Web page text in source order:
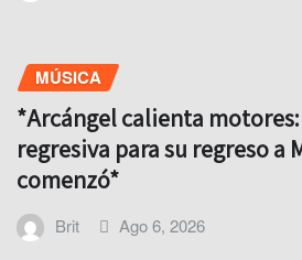
MÚSICA
*Arcángel calienta
regresiva para su regreso a
comenzó*
Brit Ago 6, 2026